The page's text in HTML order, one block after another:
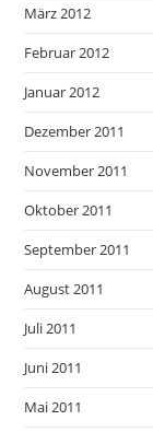
März 2012
Februar 2012
Januar 2012
Dezember 2011
November 2011
Oktober 2011
September 2011
August 2011
Juli 2011
Juni 2011
Mai 2011